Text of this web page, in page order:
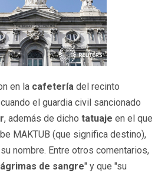
en la cafetería del recinto
el guardia civil sancionado
, además de dicho tatuaje en el que
MAKTUB (que significa destino),
nombre. Entre otros comentarios,
de sangre" y que "su